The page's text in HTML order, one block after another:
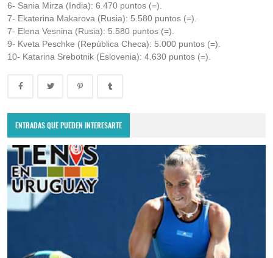
6- Sania Mirza (India): 6.470 puntos (=).
7- Ekaterina Makarova (Rusia): 5.580 puntos (=).
7- Elena Vesnina (Rusia): 5.580 puntos (=).
9- Kveta Peschke (República Checa): 5.000 puntos (=).
10- Katarina Srebotnik (Eslovenia): 4.630 puntos (=).
ENTRADAS QUE PUEDEN INTERESARTE